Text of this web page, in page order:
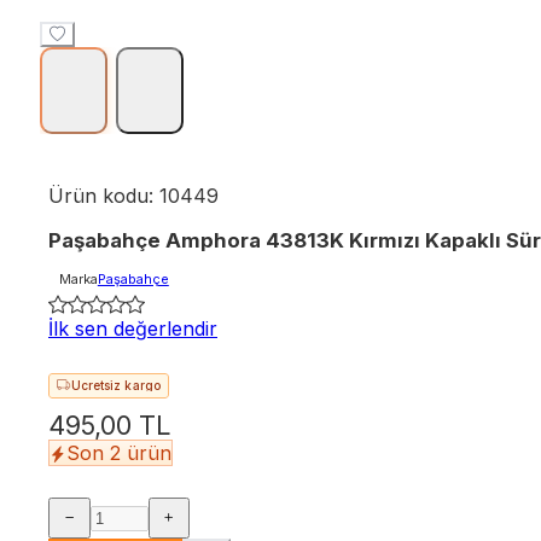
Ürün kodu: 10449
Paşabahçe Amphora 43813K Kırmızı Kapaklı
MarkaPaşabahçe
İlk sen değerlendir
Ücretsiz kargo
495,00 TL
Son 2 ürün